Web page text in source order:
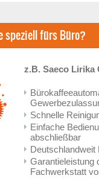
speziell fürs Büro?
z.B. Saeco Lirika
Schnelle
Einfache
abschließbar
Deutschlandweit
Garantieleistung
Fachwerkstatt